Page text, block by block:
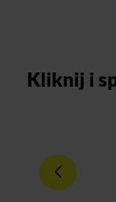
Kliknij i